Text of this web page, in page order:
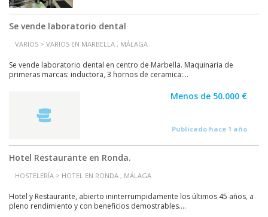
Se vende laboratorio dental
VARIOS > VARIOS EN MARBELLA , MÁLAGA
Se vende laboratorio dental en centro de Marbella. Maquinaria de
primeras marcas: inductora, 3 hornos de ceramica:...
Menos de 50.000 €
Publicado hace 1 año
Hotel Restaurante en Ronda.
HOSTELERÍA > HOTEL EN RONDA , MÁLAGA
Hotel y Restaurante, abierto ininterrumpidamente los últimos 45 años, a
pleno rendimiento y con beneficios demostrables....